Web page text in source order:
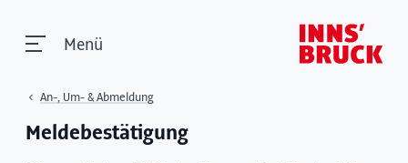
Menü
An-, Um- & Abmeldung
Meldebestätigung